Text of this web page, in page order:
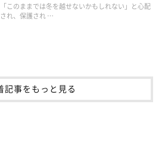
ワーには登らず、カーテンレールやタ
す子もいますが、
「このままでは冬を越せないかもしれない」と心配
され、保護され …
記事をもっと見る